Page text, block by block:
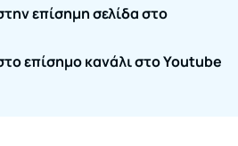
επίσημη σελίδα στο
επίσημο κανάλι στο Youtube